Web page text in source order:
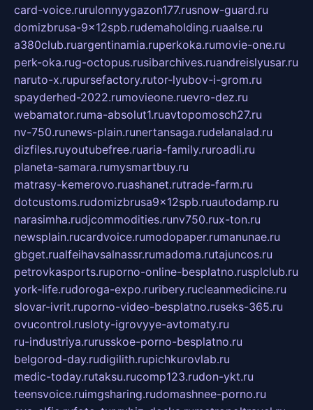
card-voice.rurulonnyygazon177.rusnow-guard.ru
domizbrusa-9x12spb.rudemaholding.ruaalse.ru
a380club.ruargentinamia.ruperkoka.rumovie-one.ru
perk-oka.rug-octopus.rusibarchives.ruandreislyusar.ru
naruto-x.rupursefactory.rutor-lyubov-i-grom.ru
spayderhed-2022.rumovieone.ruevro-dez.ru
webamator.ruma-absolut1.ruavtopomosch27.ru
nv-750.runews-plain.runertansaga.rudelanalad.ru
dizfiles.ruyoutubefree.ruaria-family.ruroadli.ru
planeta-samara.rumysmartbuy.ru
matrasy-kemerovo.ruashanet.rutrade-farm.ru
dotcustoms.rudomizbrusa9x12spb.ruautodamp.ru
narasimha.rudjcommodities.runv750.rux-ton.ru
newsplain.rucardvoice.rumodopaper.rumanunae.ru
gbget.rualfeihavsalnassr.rumadoma.rutajuncos.ru
petrovkasports.ruporno-online-besplatno.rusplclub.ru
york-life.rudoroga-expo.ruribery.rucleanmedicine.ru
slovar-ivrit.ruporno-video-besplatno.ruseks-365.ru
ovucontrol.rusloty-igrovyye-avtomaty.ru
ru-industriya.rurusskoe-porno-besplatno.ru
belgorod-day.rudigilith.rupichkurovlab.ru
medic-today.rutaksu.rucomp123.rudon-ykt.ru
teensvoice.ruimgsharing.rudomashnee-porno.ru